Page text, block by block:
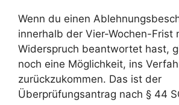
Wenn du einen
innerhalb der Vier-Wochen-Frist
Widerspruch beantwortet hast,
noch eine Möglichkeit, ins
zurückzukommen. Das ist der
Überprüfungsantrag nach § 44